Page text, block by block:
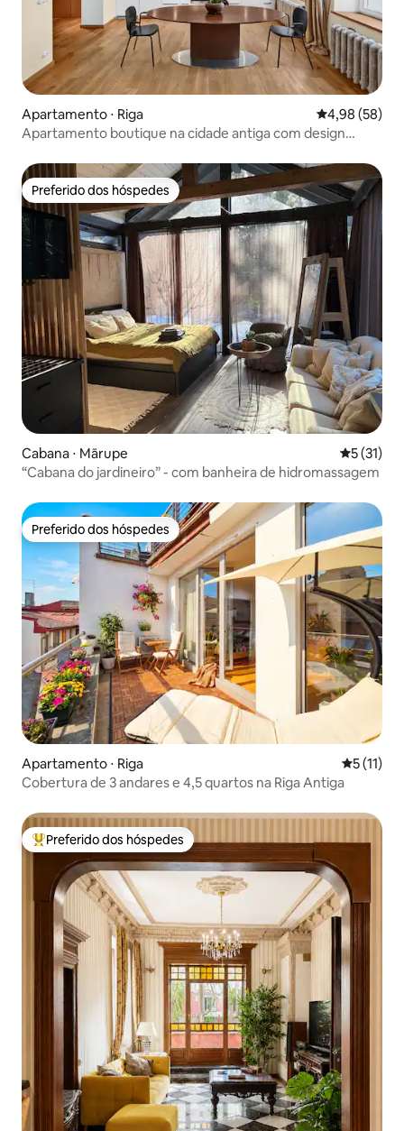
Apartamento ⋅ Riga 4,98 de uma
4,98 (58)
Apartamento boutique na cidade antiga com design
Preferido dos hóspedes
Preferido dos hóspedes
Cabana ⋅ Mārupe 5 de uma
5 (31)
“Cabana do jardineiro” - com banheira de hidromassagem
Preferido dos hóspedes
Preferido dos hóspedes
Apartamento ⋅ Riga 5 de uma
5 (11)
Cobertura de 3 andares e 4,5 quartos na Riga Antiga
Entre os melhores preferidos dos hóspedes
Preferido dos hóspedes